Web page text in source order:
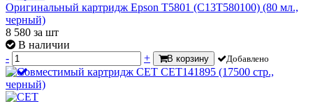
Оригинальный картридж Epson T5801 (C13T580100) (80 мл.,
черный)
8 580 за шт
В наличии
-
+ В корзину Добавлено